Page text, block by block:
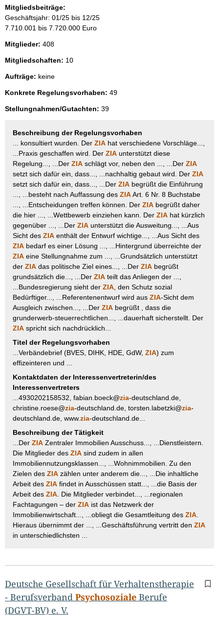
Mitgliedsbeiträge:
Geschäftsjahr: 01/25 bis 12/25
7.710.001 bis 7.720.000 Euro
Mitglieder: 408
Mitgliedschaften: 10
Aufträge: keine
Konkrete Regelungsvorhaben: 49
Stellungnahmen/Gutachten: 39
Beschreibung der Regelungsvorhaben
... konsultiert wurden. Der ZIA hat verschiedene Vorschläge...,
...Praxis geschaffen wird. Der ZIA unterstützt diese
Regelung..., ...Der ZIA schlägt vor, neben den ..., ...Der ZIA
setzt sich dafür ein, dass..., ...nachhaltig gebaut wird. Der ZIA
setzt sich dafür ein, dass..., ...Der ZIA begrüßt die Einführung
..., ...besteht nach Auffassung des ZIAArt. 6 Nr. 8 Buchstabe
..., ...Entscheidungen treffen können. Der ZIA begrüßt daher
die hier ..., ...Wettbewerb einziehen kann. Der ZIA hat kürzlich
gegenüber ..., ...Der ZIA unterstützt die Ausweitung..., ...Aus
Sicht des ZIA enthält der Entwurf wichtige..., ...Aus Sicht des
ZIA bedarf es einer Lösung ..., ...Hintergrund überreichte der
ZIA eine Stellungnahme zum ..., ...Grundsätzlich unterstützt
der ZIA das politische Ziel eines..., ...Der ZIA begrüßt
grundsätzlich die..., ...Der ZIA teilt das Anliegen der ...,
...Bundesregierung sieht der ZIA , den Schutz sozial
Bedürftiger..., ...Referentenentwurf wird aus ZIA-Sicht dem
Ausgleich zwischen..., ...Der ZIA begrüßt , dass die
grunderwerb-steuerrechtlichen..., ...dauerhaft sicherstellt. Der
ZIA spricht sich nachdrücklich...
Titel der Regelungsvorhaben
...Verbändebrief (BVES, DIHK, HDE, GdW, ZIA) zum
effizeinteren und ...
Kontaktdaten der Interessenvertreterin/des
Interessenvertreters
...4930202158532, fabian.boeck@zia-deutschland.de,
christine.roese@zia-deutschland.de, torsten.labetzki@zia-
deutschland.de, www.zia-deutschland.de...
Beschreibung der Tätigkeit
...Der ZIA Zentraler Immobilien Ausschuss..., ...Dienstleistern.
Die Mitglieder des ZIA sind zudem in allen
Immobiliennutzungsklassen..., ...Wohnimmobilien. Zu den
Zielen des ZIA zählen unter anderem die..., ...Die inhaltliche
Arbeit des ZIA findet in Ausschüssen statt..., ...die Basis der
Arbeit des ZIA . Die Mitglieder verbindet..., ...regionalen
Fachtagungen – der ZIA ist das Netzwerk der
Immobilienwirtschaft..., ...obliegt die Gesamtleitung des ZIA
Hieraus übernimmt der ..., ...Geschäftsführung vertritt den ZIA
in unterschiedlichsten ...
Deutsche Gesellschaft für Verhaltenstherapie
- Berufsverband Psychosoziale Berufe
(DGVT-BV) e. V.